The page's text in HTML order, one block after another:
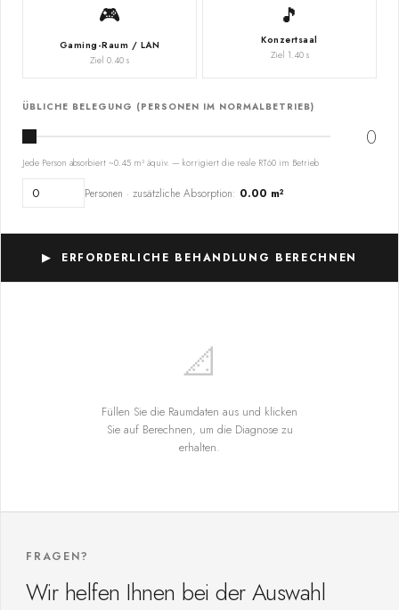
🎮
Gaming-Raum / LAN
Ziel 0.40 s
🎵
Konzertsaal
Ziel 1.40 s
ÜBLICHE BELEGUNG (PERSONEN IM NORMALBETRIEB)
0
Jede Person absorbiert ~0.45 m² äquiv. — korrigiert die reale RT60 im Betrieb
Personen · zusätzliche Absorption: 0.00 m²
▶ ERFORDERLICHE BEHANDLUNG BERECHNEN
📐
Füllen Sie die Raumdaten aus und klicken
Sie auf Berechnen, um die Diagnose zu
erhalten.
FRAGEN?
Wir helfen Ihnen bei der Auswahl